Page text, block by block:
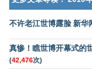
不许老江世博露脸 新华
真惨！瞧世博开幕式的
(42,476次)